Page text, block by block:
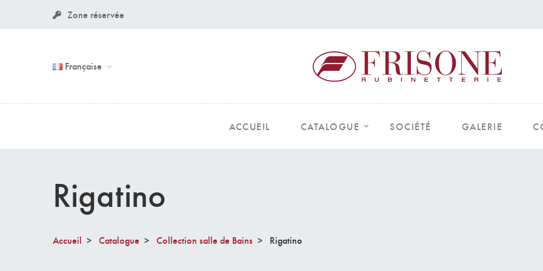
Zone réservée
Française
ACCUEIL CATALOGUE SOCIÉTÉ GALERIE
Rigatino
Accueil Catalogue Collection salle de Bains Rigatino